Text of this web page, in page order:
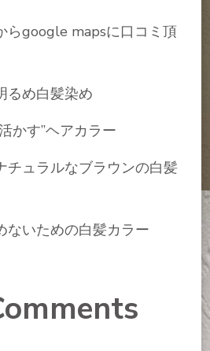
らgoogle mapsに口コミ頂
るめ白髪染め
かす”ヘアカラー
チュラルなブラウンの白髪
ないための白髪カラー